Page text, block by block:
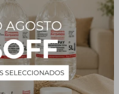
10x15 cm x 6 un.
un.